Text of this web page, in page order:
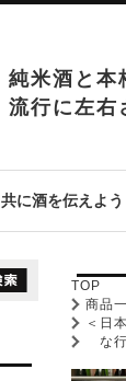
純米酒と本
流行に左右
共に酒を伝えよう
TOP
商品
＜日
な